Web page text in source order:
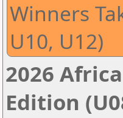
Winners
U10, U12)
2026
Edition